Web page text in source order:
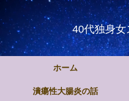
40代独身
ホーム
潰瘍性大腸炎の話